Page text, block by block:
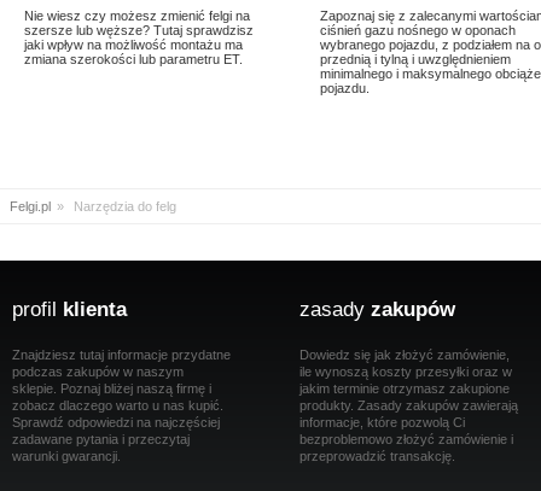
Nie wiesz czy możesz zmienić felgi na
szersze lub węższe? Tutaj sprawdzisz
jaki wpływ na możliwość montażu ma
zmiana szerokości lub parametru ET.
Zapoznaj się z zalecanymi
ciśnień gazu nośnego w oponach
wybranego pojazdu, z podziałem na
przednią i tylną i uwzględnieniem
minimalnego i maksymalnego
pojazdu.
Felgi.pl » Narzędzia do felg
profil klienta
Znajdziesz tutaj informacje przydatne
podczas zakupów w naszym
sklepie. Poznaj bliżej naszą firmę i
zobacz dlaczego warto u nas kupić.
Sprawdź odpowiedzi na najczęściej
zadawane pytania i przeczytaj
warunki gwarancji.
zasady zakupów
Dowiedz się jak złożyć zamówienie,
ile wynoszą koszty przesyłki oraz w
jakim terminie otrzymasz zakupione
produkty. Zasady zakupów zawierają
informacje, które pozwolą Ci
bezproblemowo złożyć zamówienie i
przeprowadzić transakcję.